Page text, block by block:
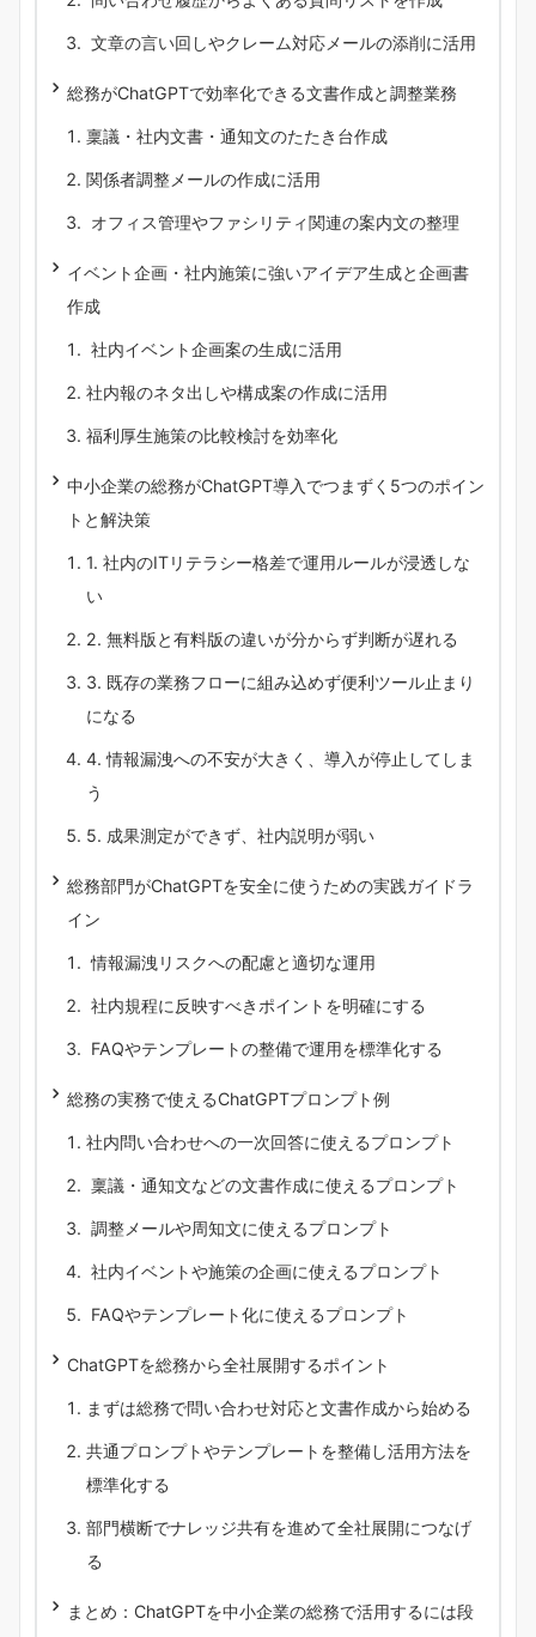
文章の言い回しやクレーム対応メールの添削に活用
総務がChatGPTで効率化できる文書作成と調整業務
稟議・社内文書・通知文のたたき台作成
関係者調整メールの作成に活用
オフィス管理やファシリティ関連の案内文の整理
イベント企画・社内施策に強いアイデア生成と企画書
作成
社内イベント企画案の生成に活用
社内報のネタ出しや構成案の作成に活用
福利厚生施策の比較検討を効率化
中小企業の総務がChatGPT導入でつまずく5つのポイン
トと解決策
1. 社内のITリテラシー格差で運用ルールが浸透しな
い
2. 無料版と有料版の違いが分からず判断が遅れる
3. 既存の業務フローに組み込めず便利ツール止まり
になる
4. 情報漏洩への不安が大きく、導入が停止してしま
う
5. 成果測定ができず、社内説明が弱い
総務部門がChatGPTを安全に使うための実践ガイドラ
イン
情報漏洩リスクへの配慮と適切な運用
社内規程に反映すべきポイントを明確にする
FAQやテンプレートの整備で運用を標準化する
総務の実務で使えるChatGPTプロンプト例
社内問い合わせへの一次回答に使えるプロンプト
稟議・通知文などの文書作成に使えるプロンプト
調整メールや周知文に使えるプロンプト
社内イベントや施策の企画に使えるプロンプト
FAQやテンプレート化に使えるプロンプト
ChatGPTを総務から全社展開するポイント
まずは総務で問い合わせ対応と文書作成から始める
共通プロンプトやテンプレートを整備し活用方法を
標準化する
部門横断でナレッジ共有を進めて全社展開につなげ
る
まとめ：ChatGPTを中小企業の総務で活用するには段